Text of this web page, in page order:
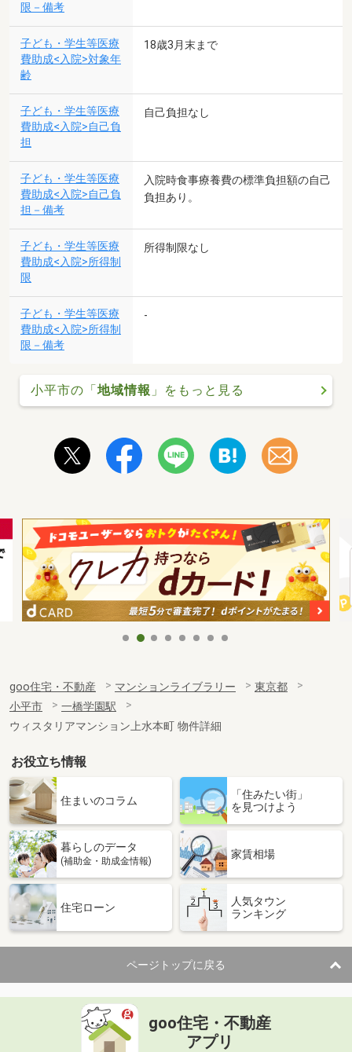
限－備考
子ども・学生等医療
費助成<入院>対象年
齢
18歳3月末まで
子ども・学生等医療
費助成<入院>自己負
担
自己負担なし
子ども・学生等医療
費助成<入院>自己負
担－備考
入院時食事療養費の標準負担額の自己
負担あり。
子ども・学生等医療
費助成<入院>所得制
限
所得制限なし
子ども・学生等医療
費助成<入院>所得制
限－備考
-
小平市の「地域情報 」をもっと見る
goo住宅・不動産 マンションライブラリー
東京都
小平市
一橋学園駅
ウィスタリアマンション上水本町 物件詳細
お役立ち情報
住まいのコラム
「住みたい街」
を見つけよう
暮らしのデータ
(補助金・助成金情報)
家賃相場
住宅ローン
人気タウン
ランキング
ページトップに戻る
goo住宅・不動産
アプリ